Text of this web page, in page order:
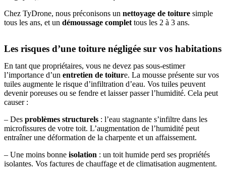
Chez TyDrone, nous préconisons un nettoyage de toiture simple
tous les ans, et un démoussage complet tous les 2 à 3 ans.
Les risques d’une toiture négligée sur vos habitations
En tant que propriétaires, vous ne devez pas sous-estimer
l’importance d’un entretien de toiture. La mousse présente sur vos
tuiles augmente le risque d’infiltration d’eau. Vos tuiles peuvent
devenir poreuses ou se fendre et laisser passer l’humidité. Cela peut
causer :
– Des problèmes structurels : l’eau stagnante s’infiltre dans les
microfissures de votre toit. L’augmentation de l’humidité peut
entraîner une déformation de la charpente et un affaissement.
– Une moins bonne isolation : un toit humide perd ses propriétés
isolantes. Vos factures de chauffage et de climatisation augmentent.